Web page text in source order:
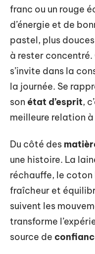
franc ou un rouge
d’énergie et de
pastel, plus
à rester
s’invite dans la
la journée. Se
son état d’esprit,
meilleure relation
Du côté des
une histoire. La
réchauffe, le
fraîcheur et
suivent les
transforme
source de